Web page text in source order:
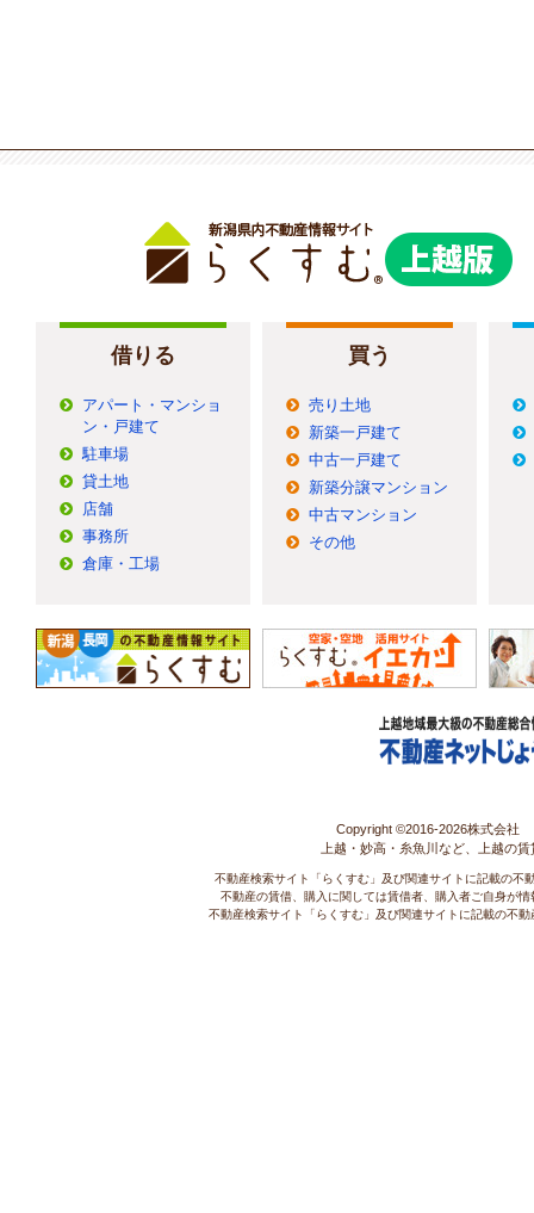
借りる
アパート・マンショ
ン・戸建て
駐車場
貸土地
店舗
事務所
倉庫・工場
買う
売り土地
新築一戸建て
中古一戸建て
新築分譲マンション
中古マンション
その他
Copyright ©2016-2026株式会社
上越・妙高・糸魚川など、上越の
不動産検索サイト「らくすむ」及び関連サイトに記載の不
不動産の賃借、購入に関しては賃借者、購入者ご自身が
不動産検索サイト「らくすむ」及び関連サイトに記載の不